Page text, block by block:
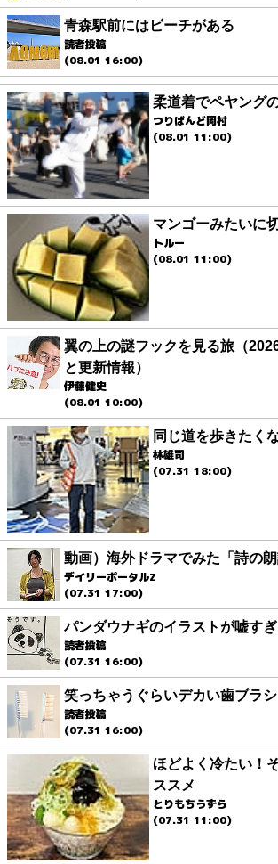
青森駅前にはビーチがある
読者投稿
(08.01 16:00)
柔道着でペヤング
つりばんど岡村
(08.01 11:00)
マンゴーみたいに
トルー
(08.01 11:00)
翼の上の謎フックを見る旅（
と更新情報）
伊藤健史
(08.01 10:00)
同じ道を歩きたく
林雄司
(07.31 18:00)
動画）海外ドラマでみた「詩の
デイリーポータルZ
(07.31 17:00)
パンダウナギのイラストが嘘す
読者投稿
(07.31 16:00)
笑っちゃうぐらいデカい歯ブラシ
読者投稿
(07.31 16:00)
ほどよく冷たい！
ススメ
とりもちうずら
(07.31 11:00)